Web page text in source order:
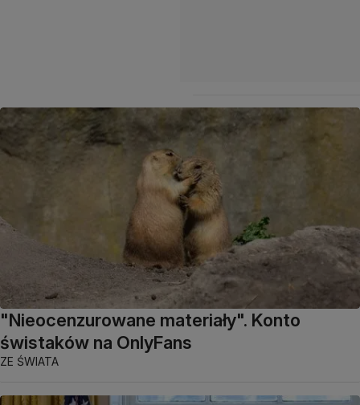
"Nieocenzurowane materiały". Konto
świstaków na OnlyFans
ZE ŚWIATA